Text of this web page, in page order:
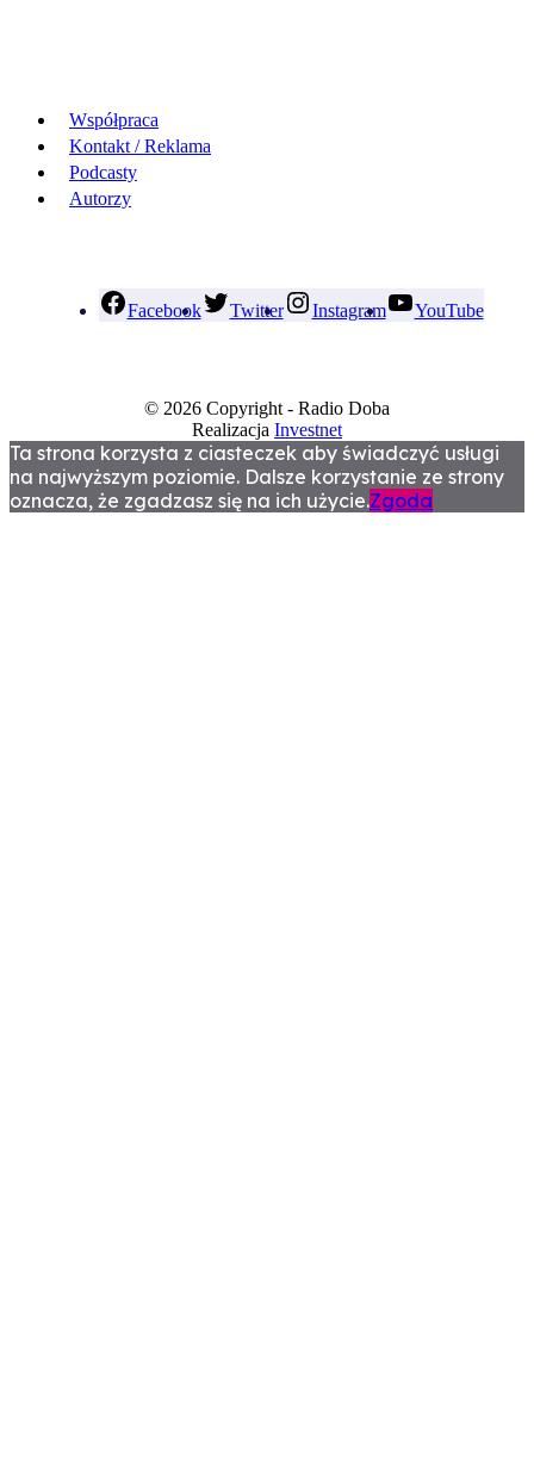
Współpraca
Kontakt / Reklama
Podcasty
Autorzy
Facebook Twitter Instagram YouTube
© 2026 Copyright - Radio Doba
Realizacja Investnet
Ta strona korzysta z ciasteczek aby świadczyć usługi
na najwyższym poziomie. Dalsze korzystanie ze strony
oznacza, że zgadzasz się na ich użycie.Zgoda